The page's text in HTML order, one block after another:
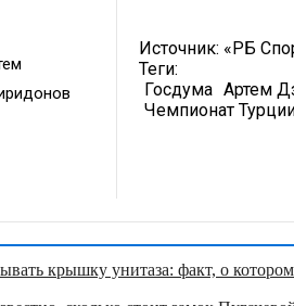
Источник: «РБ
Теги:
Госдума Артем
Чемпионат
крышку унитаза: факт, о